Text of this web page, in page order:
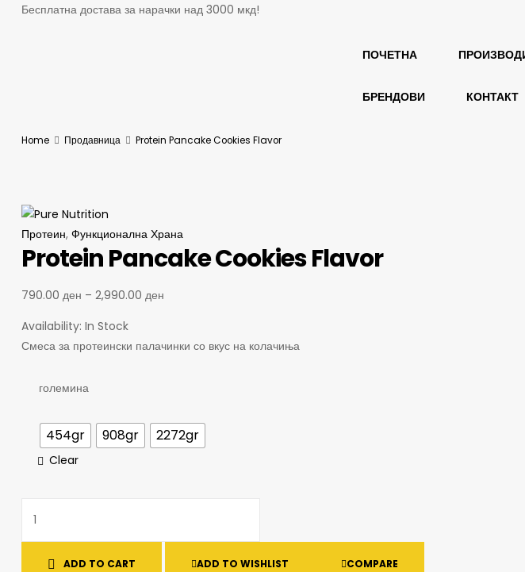
Бесплатна достава за нарачки над 3000 мкд!
ПОЧЕТНА
БРЕНДОВИ КОНТАКТ
Home Продавница Protein Pancake Cookies Flavor
Протеин, Функционална Храна
Protein Pancake Cookies Flavor
790.00 ден – 2,990.00 ден
Availability: In Stock
Смеса за протеински палачинки со вкус на колачиња
големина
454gr 908gr 2272gr
Clear
ADD TO CART ADD TO WISHLIST COMPARE